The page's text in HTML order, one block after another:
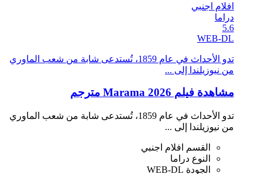
افلام اجنبي
دراما
5.6
WEB-DL
تدو الأحداث في عام 1859، تُستدعى شابة من شعب الماوري
من نيوزيلندا إلى ...
مشاهدة فيلم Marama 2026 مترجم
تدو الأحداث في عام 1859، تُستدعى شابة من شعب الماوري
من نيوزيلندا إلى ...
القسم
افلام اجنبي
النوع دراما
الجودة WEB-DL